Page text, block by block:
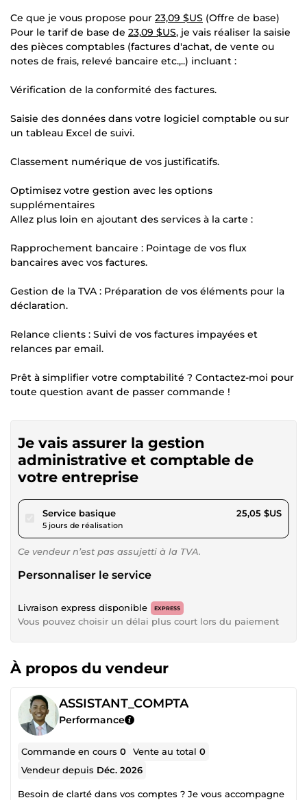
Ce que je vous propose pour 23,09 $US (Offre de base)
Pour le tarif de base de 23,09 $US, je vais réaliser la saisie
des pièces comptables (factures d'achat, de vente ou
notes de frais, relevé bancaire etc.,..) incluant :
Vérification de la conformité des factures.
Saisie des données dans votre logiciel comptable ou sur
un tableau Excel de suivi.
Classement numérique de vos justificatifs.
Optimisez votre gestion avec les options
supplémentaires
Allez plus loin en ajoutant des services à la carte :
Rapprochement bancaire : Pointage de vos flux
bancaires avec vos factures.
Gestion de la TVA : Préparation de vos éléments pour la
déclaration.
Relance clients : Suivi de vos factures impayées et
relances par email.
Prêt à simplifier votre comptabilité ? Contactez-moi pour
toute question avant de passer commande !
Je vais assurer la gestion
administrative et comptable de
votre entreprise
Service basiquepour 23,09 $US
5 jours de réalisation
25,05 $US
Ce vendeur n’est pas assujetti à la TVA.
Personnaliser le service
Livraison express disponible EXPRESS
Vous pouvez choisir un délai plus court lors du paiement
À propos du vendeur
ASSISTANT_COMPTA
Performance
Commande en cours0 Vente au total0
Vendeur depuis Déc. 2026
Besoin de clarté dans vos comptes ? Je vous accompagne